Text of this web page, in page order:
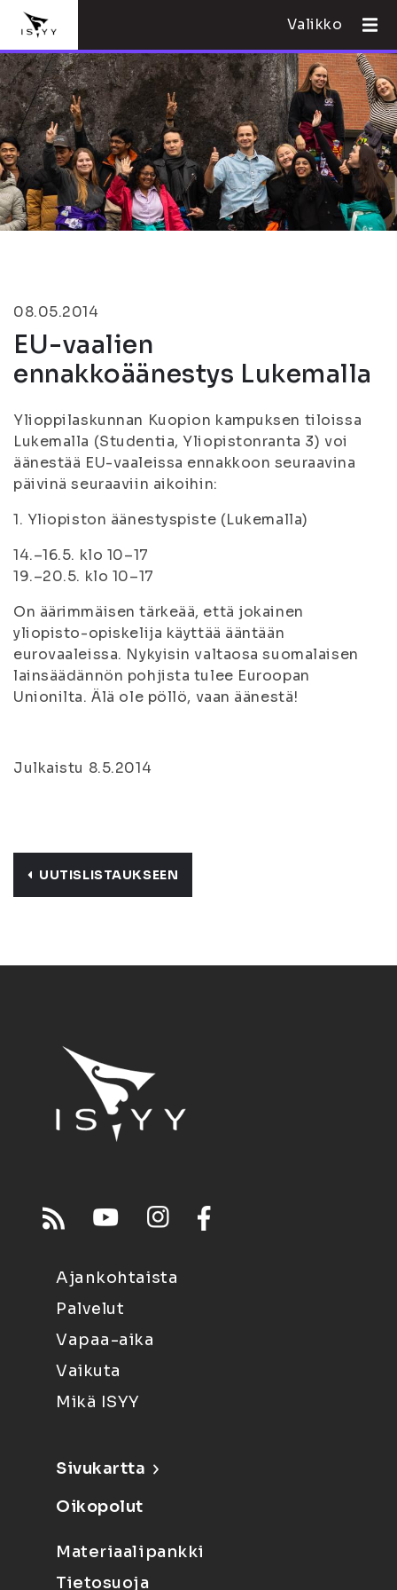
Valikko
08.05.2014
EU-vaalien
ennakkoäänestys Lukemalla
Ylioppilaskunnan Kuopion kampuksen tiloissa
Lukemalla (Studentia, Yliopistonranta 3) voi
äänestää EU-vaaleissa ennakkoon seuraavina
päivinä seuraaviin aikoihin:
1. Yliopiston äänestyspiste (Lukemalla)
14.–16.5. klo 10–17
19.–20.5. klo 10–17
On äärimmäisen tärkeää, että jokainen
yliopisto-opiskelija käyttää ääntään
eurovaaleissa. Nykyisin valtaosa suomalaisen
lainsäädännön pohjista tulee Euroopan
Unionilta. Älä ole pöllö, vaan äänestä!
Julkaistu 8.5.2014
UUTISLISTAUKSEEN
Ajankohtaista
Palvelut
Vapaa-aika
Vaikuta
Mikä ISYY
Sivukartta
Oikopolut
Materiaalipankki
Tietosuoja